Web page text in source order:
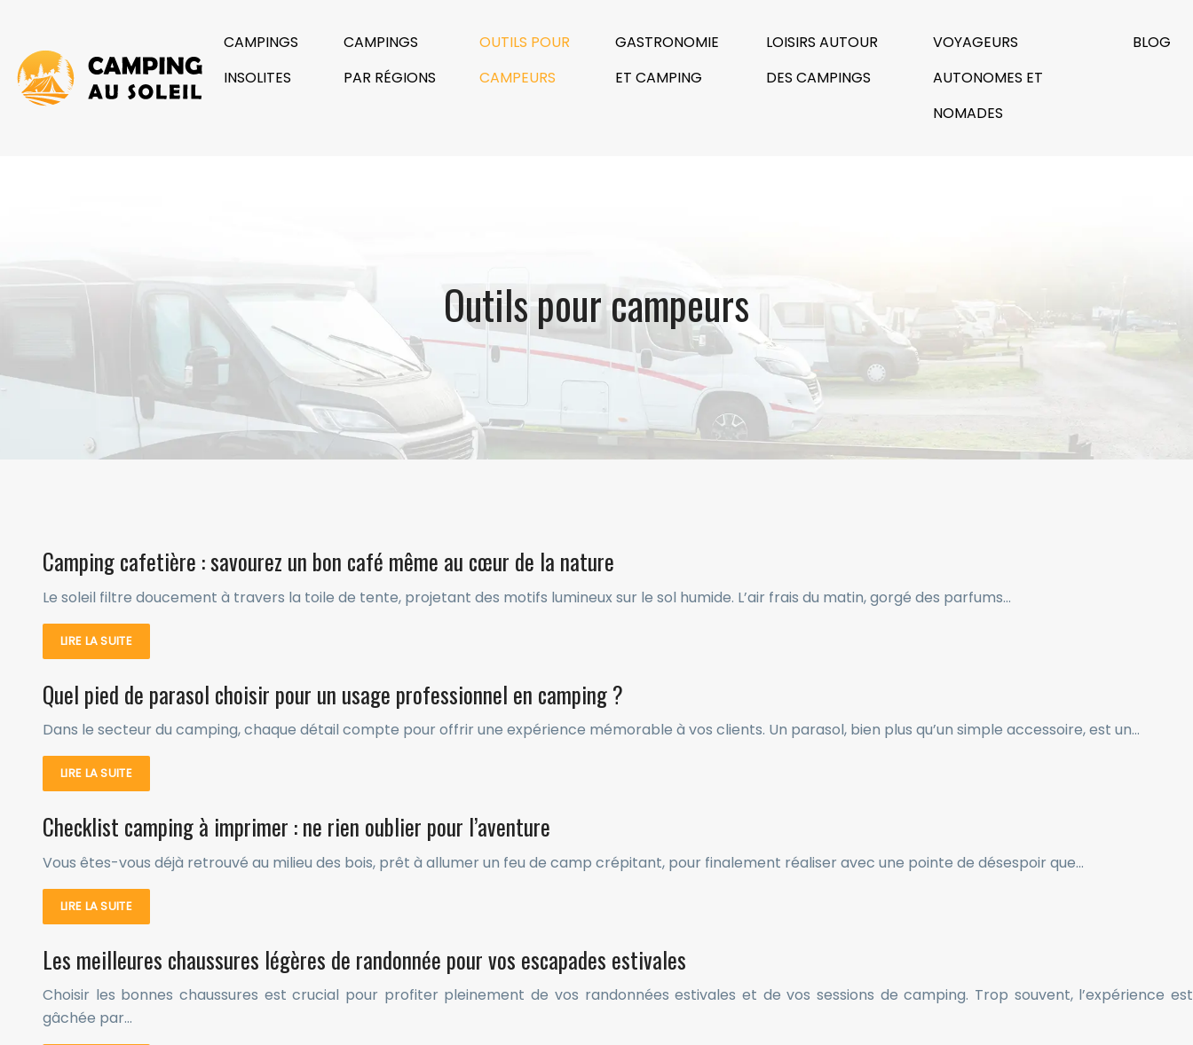
CAMPINGS
INSOLITES
CAMPINGS
PAR RÉGIONS
OUTILS POUR
CAMPEURS
GASTRONOMIE
ET CAMPING
LOISIRS AUTOUR
DES CAMPINGS
VOYAGEURS
AUTONOMES ET
NOMADES
BLOG
Outils pour campeurs
Camping cafetière : savourez un bon café même au cœur de la nature
Le soleil filtre doucement à travers la toile de tente, projetant des motifs lumineux sur le sol humide. L’air frais du matin, gorgé des parfums…
LIRE LA SUITE
Quel pied de parasol choisir pour un usage professionnel en camping ?
Dans le secteur du camping, chaque détail compte pour offrir une expérience mémorable à vos clients. Un parasol, bien plus qu’un simple accessoire, est un…
LIRE LA SUITE
Checklist camping à imprimer : ne rien oublier pour l’aventure
Vous êtes-vous déjà retrouvé au milieu des bois, prêt à allumer un feu de camp crépitant, pour finalement réaliser avec une pointe de désespoir que…
LIRE LA SUITE
Les meilleures chaussures légères de randonnée pour vos escapades estivales
Choisir les bonnes chaussures est crucial pour profiter pleinement de vos randonnées estivales et de vos sessions de camping. Trop souvent, l’expérience est
gâchée par…